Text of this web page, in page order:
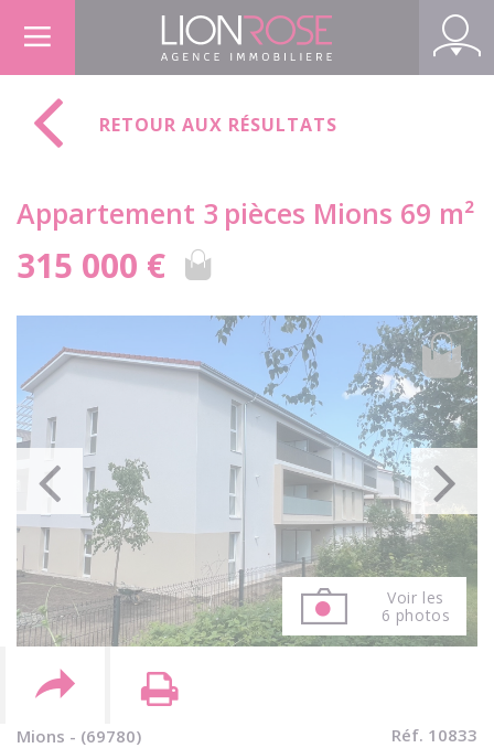
RETOUR AUX RÉSULTATS
Mions - (69780) Réf. 10833
Appartement 3 pièces Mions 69 m²
315 000 €
Voir les
6 photos
Panneau de gestion des cookies